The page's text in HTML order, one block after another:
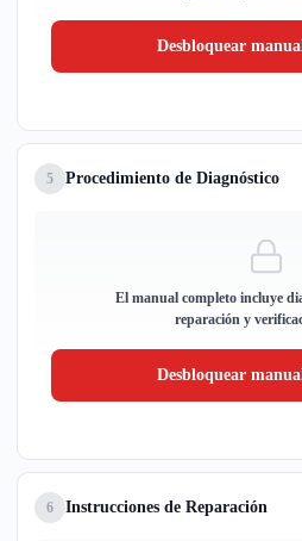
Desbloquear
5 Procedimiento de Diagnóstico
El manual completo incluye
reparación y
Desbloquear
6 Instrucciones de Reparación